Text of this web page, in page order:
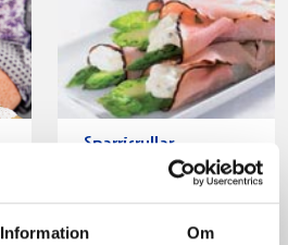
Information Om
Sparrisrullar